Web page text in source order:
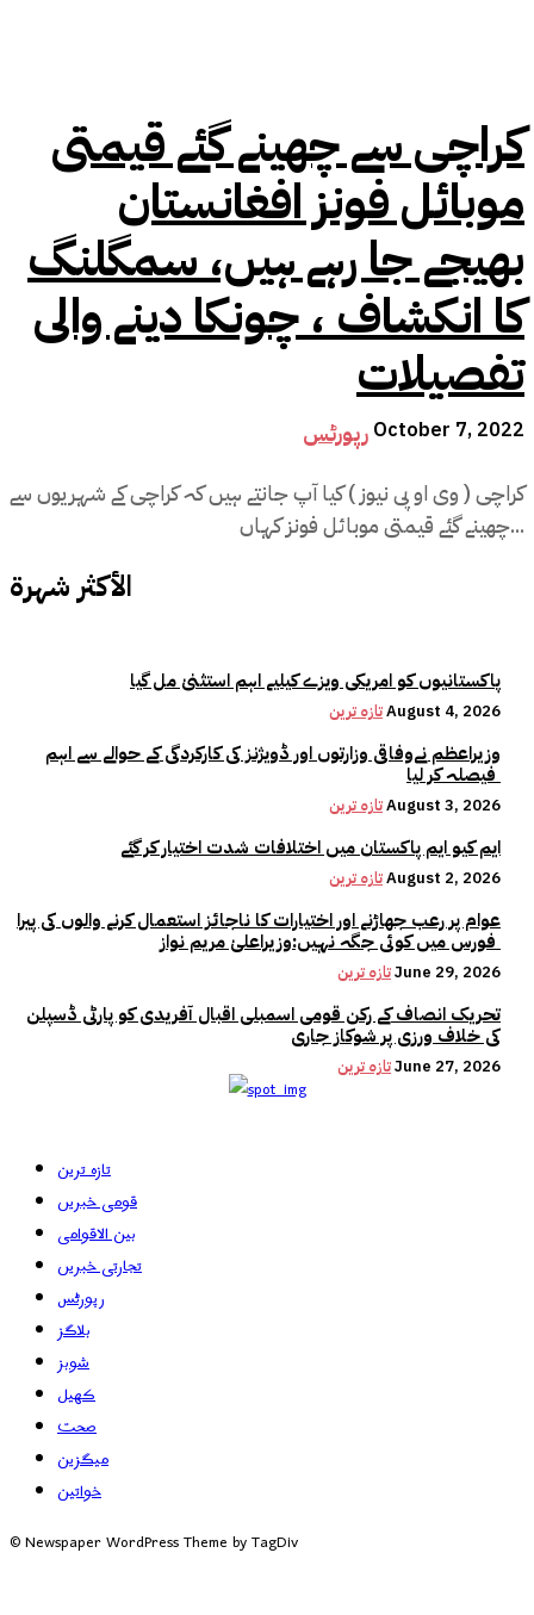
کراچی سے چھینے گئے قیمتی
موبائل فونز افغانستان
بھیجے جا رہے ہیں، سمگلنگ
کا انکشاف ، چونکا دینے والی
تفصیلات
رپورٹس October 7, 2022
کراچی ( وی او پی نیوز ) کیا آپ جانتے ہیں کہ کراچی کے شہریوں سے
چھینے گئے قیمتی موبائل فونز کہاں...
الأكثر شهرة
پاکستانیوں کو امریکی ویزے کیلیے اہم استثنیٰ مل گیا
تازہ ترینAugust 4, 2026
وزیراعظم نےوفاقی وزارتوں اور ڈویژنز کی کارکردگی کے حوالے سے اہم
تازہ ترینAugust 3, 2026
ایم کیو ایم پاکستان میں اختلافات شدت اختیار کر گئے
تازہ ترینAugust 2, 2026
عوام پر رعب جھاڑنے اور اختیارات کا ناجائز استعمال کرنے والوں کی پیرا
تازہ ترینJune 29, 2026
تحریک انصاف کے رکن قومی اسمبلی اقبال آفریدی کو پارٹی ڈسپلن
کی خلاف ورزی پر شوکاز جاری
تازہ ترینJune 27, 2026
تازہ ترین
قومی خبریں
بین الاقوامی
تجارتی خبریں
رپورٹس
بلاگز
شوبز
کھیل
صحت
میگزین
خواتین
© Newspaper WordPress Theme by TagDiv